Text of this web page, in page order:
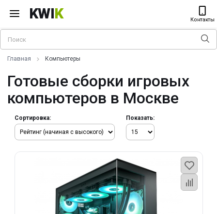
KWIK Контакты
Главная Компьютеры
Готовые сборки игровых
компьютеров в Москве
Сортировка: Показать: